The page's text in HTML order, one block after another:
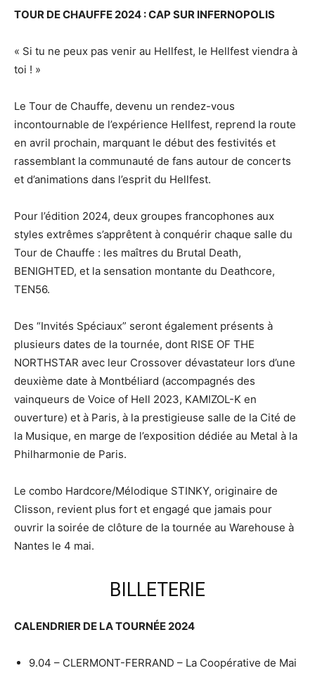
TOUR DE CHAUFFE 2024 : CAP SUR INFERNOPOLIS
« Si tu ne peux pas venir au Hellfest, le Hellfest viendra à
toi ! »
Le Tour de Chauffe, devenu un rendez-vous
incontournable de l’expérience Hellfest, reprend la route
en avril prochain, marquant le début des festivités et
rassemblant la communauté de fans autour de concerts
et d’animations dans l’esprit du Hellfest.
Pour l’édition 2024, deux groupes francophones aux
styles extrêmes s’apprêtent à conquérir chaque salle du
Tour de Chauffe : les maîtres du Brutal Death,
BENIGHTED, et la sensation montante du Deathcore,
TEN56.
Des “Invités Spéciaux” seront également présents à
plusieurs dates de la tournée, dont RISE OF THE
NORTHSTAR avec leur Crossover dévastateur lors d’une
deuxième date à Montbéliard (accompagnés des
vainqueurs de Voice of Hell 2023, KAMIZOL-K en
ouverture) et à Paris, à la prestigieuse salle de la Cité de
la Musique, en marge de l’exposition dédiée au Metal à la
Philharmonie de Paris.
Le combo Hardcore/Mélodique STINKY, originaire de
Clisson, revient plus fort et engagé que jamais pour
ouvrir la soirée de clôture de la tournée au Warehouse à
Nantes le 4 mai.
BILLETERIE
CALENDRIER DE LA TOURNÉE 2024
9.04 – CLERMONT-FERRAND – La Coopérative de Mai